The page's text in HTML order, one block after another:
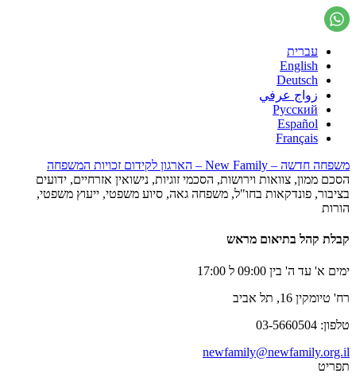
עברית
English
Deutsch
زواج عرفي
Русский
Español
Français
משפחה חדשה – New Family – הארגון לקידום זכויות המשפחה
הסכם ממון, צוואות וירושות, הסכמי זוגיות, נישואין אזרחיים, ידועים
בציבור, פונדקאות בחו"ל, משפחה גאה, סיוע משפטי, ייעוץ משפטי,
הורות
קבלת קהל בתיאום מראש
ימים א' עד ה' בין 09:00 ל 17:00
רח' טיומקין 16, תל אביב
טלפון: 03-5660504
newfamily@newfamily.org.il
תפריט